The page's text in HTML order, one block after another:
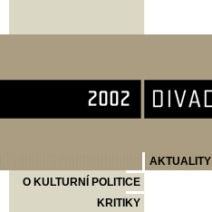
AKTUALITY
O KULTURNÍ POLITICE
KRITIKY